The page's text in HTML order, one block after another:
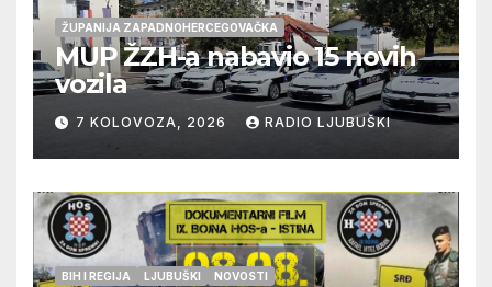
ŽUPANIJA ZAPADNOHERCEGOVAČKA
MUP ŽZH-a nabavio 15 novih
vozila
7 KOLOVOZA, 2026 RADIO LJUBUŠKI
BIH I REGIJA LJUBUŠKI NOVOSTI